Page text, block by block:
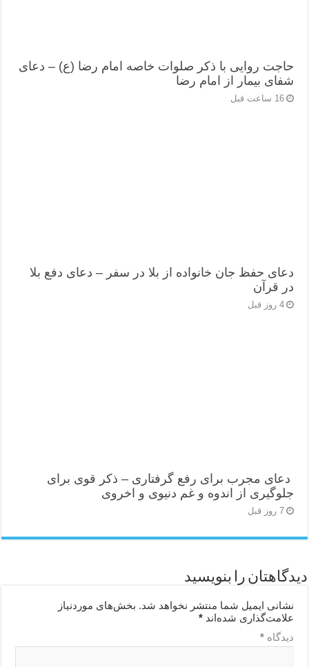
حاجت روایی با ذکر صلوات خاصه امام رضا (ع) – دعای
شفای بیمار از امام رضا
16 ساعت قبل
دعای حفظ جان خانواده از بلا در سفر – دعای دفع بلا
در قرآن
4 روز قبل
دعای مجرب برای رفع گرفتاری – ذکر قوی برای
جلوگیری از اندوه و غم دنیوی و اخروی
7 روز قبل
دیدگاهتان را بنویسید
نشانی ایمیل شما منتشر نخواهد شد. بخش‌های موردنیاز
علامت‌گذاری شده‌اند*
دیدگاه*